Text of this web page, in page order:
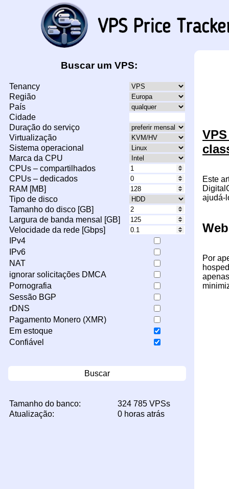
Buscar um VPS:
Tenancy
Região
País
Cidade
Duração do serviço
Virtualização
Sistema operacional
Marca da CPU
CPUs – compartilhados
CPUs – dedicados
RAM [MB]
Tipo de disco
Tamanho do disco [GB]
Largura de banda mensal [GB]
Velocidade da rede [Gbps]
IPv4
IPv6
NAT
ignorar solicitações DMCA
Pornografia
Sessão BGP
rDNS
Pagamento Monero (XMR)
Em estoque
Confiável
Buscar
Tamanho do banco:
324 785 VPSs
Atualização:
0 horas atrás
Este
ajudá-
Por